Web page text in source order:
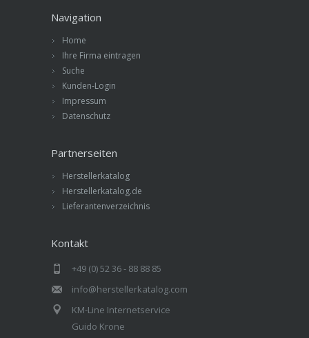
Navigation
Home
Ihre Firma eintragen
Suche
Kunden-Login
Impressum
Datenschutz
Partnerseiten
Herstellerkatalog
Herstellerkatalog.de
Lieferantenverzeichnis
Kontakt
+49 (0) 52 36 - 88 88 85
info@herstellerkatalog.com
KM-Line Internetservice
Guido Krone